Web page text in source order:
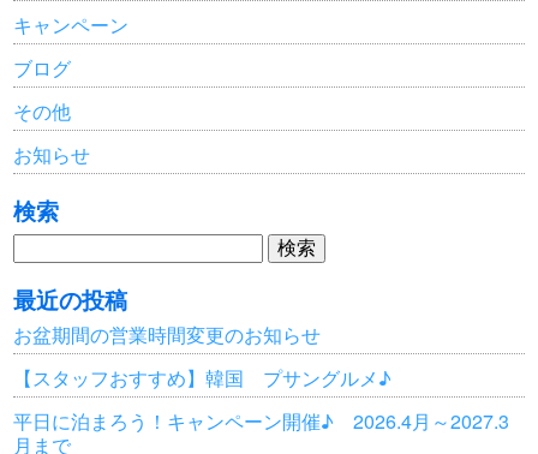
キャンペーン
ブログ
その他
お知らせ
検索
検
索:
最近の投稿
お盆期間の営業時間変更のお知らせ
【スタッフおすすめ】韓国 プサングルメ♪
平日に泊まろう！キャンペーン開催♪ 2026.4月～2027.3
月まで